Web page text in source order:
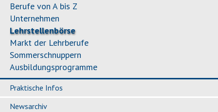
Berufe von A bis Z
Unternehmen
Lehrstellenbörse
Markt der Lehrberufe
Sommerschnuppern
Ausbildungsprogramme
Praktische Infos
Newsarchiv